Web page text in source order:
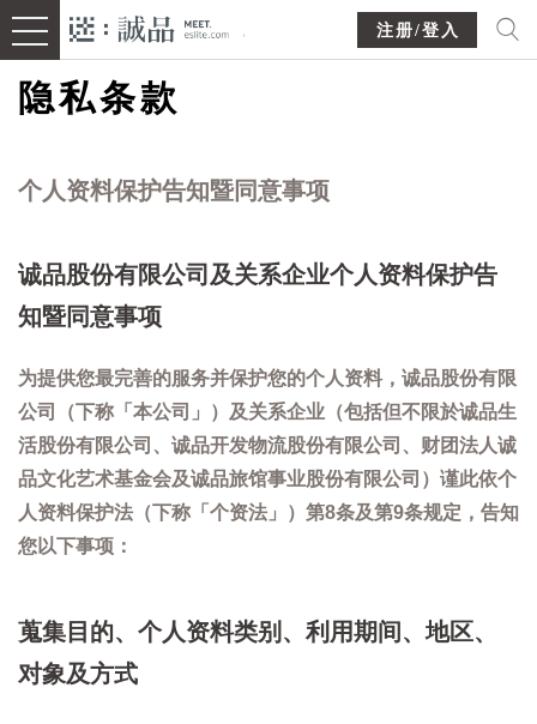
注册/登入
隐私条款
个人资料保护告知暨同意事项
诚品股份有限公司及关系企业个人资料保护告
知暨同意事项
为提供您最完善的服务并保护您的个人资料，诚品股份有限
公司（下称「本公司」）及关系企业（包括但不限於诚品生
活股份有限公司、诚品开发物流股份有限公司、财团法人诚
品文化艺术基金会及诚品旅馆事业股份有限公司）谨此依个
人资料保护法（下称「个资法」）第8条及第9条规定，告知
您以下事项：
蒐集目的、个人资料类别、利用期间、地区、
对象及方式